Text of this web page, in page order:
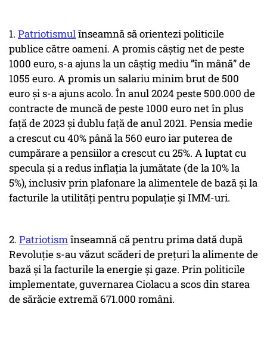
1. Patriotismulînseamnă să orientezi politicile
publice către oameni. A promis câștig net de peste
1000 euro, s-a ajuns la un câștig mediu ”în mână” de
1055 euro. A promis un salariu minim brut de 500
euro și s-a ajuns acolo. În anul 2024 peste 500.000 de
contracte de muncă de peste 1000 euro net în plus
față de 2023 și dublu față de anul 2021. Pensia medie
a crescut cu 40% până la 560 euro iar puterea de
cumpărare a pensiilor a crescut cu 25%. A luptat cu
specula și a redus inflația la jumătate (de la 10% la
5%), inclusiv prin plafonare la alimentele de bază și la
facturile la utilități pentru populație și IMM-uri.
2. Patriotismînseamnă că pentru prima dată după
Revoluție s-au văzut scăderi de prețuri la alimente de
bază și la facturile la energie și gaze. Prin politicile
implementate, guvernarea Ciolacu a scos din starea
de sărăcie extremă 671.000 români.